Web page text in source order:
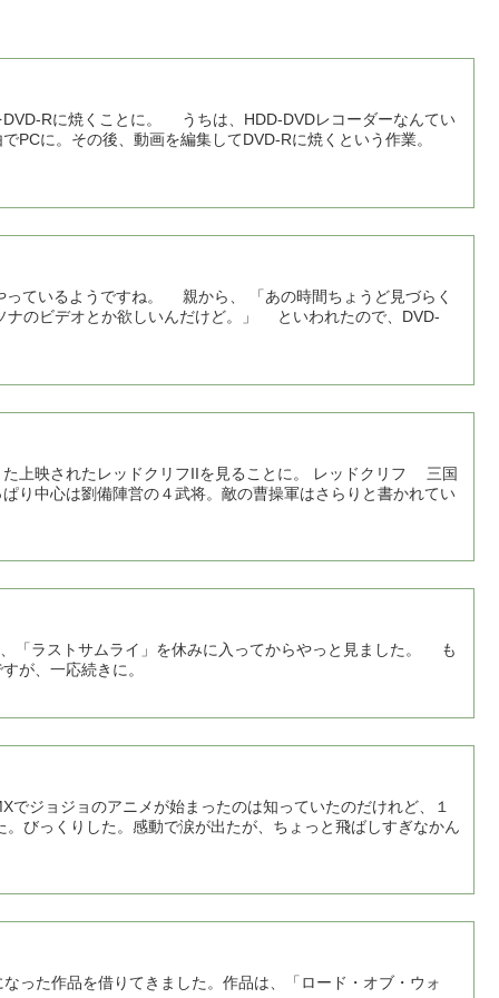
Rに焼くことに。 うちは、HDD-DVDレコーダーなんてい
PCに。その後、動画を編集してDVD-Rに焼くという作業。
ているようですね。 親から、 「あの時間ちょうど見づらく
のビデオとか欲しいんだけど。」 といわれたので、DVD-
上映されたレッドクリフIIを見ることに。 レッドクリフ 三国
り中心は劉備陣営の４武将。敵の曹操軍はさらりと書かれてい
ストサムライ」を休みに入ってからやっと見ました。 も
が、一応続きに。
ジョジョのアニメが始まったのは知っていたのだけれど、１
びっくりした。感動で涙が出たが、ちょっと飛ばしすぎなかん
た作品を借りてきました。作品は、「ロード・オブ・ウォ